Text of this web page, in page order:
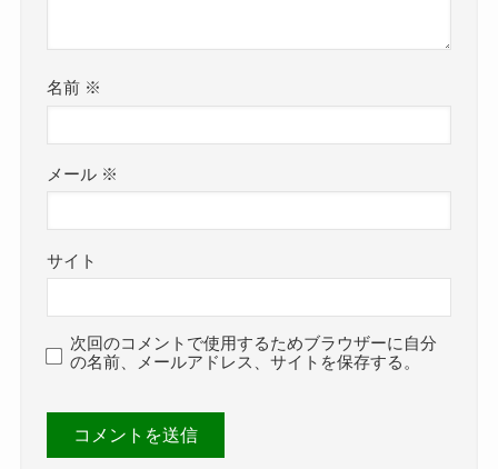
名前 ※
メール ※
サイト
次回のコメントで使用するためブラウザーに自分
の名前、メールアドレス、サイトを保存する。